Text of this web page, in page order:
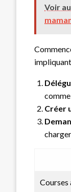
Voir
Créer
Courses